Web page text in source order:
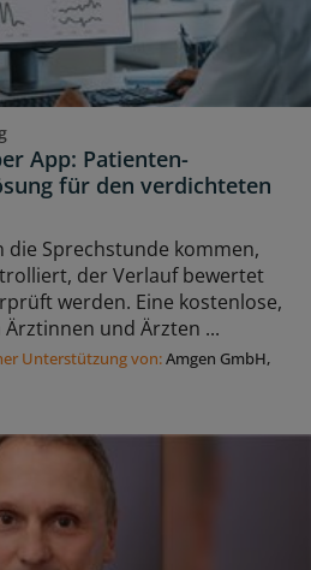
App: Patienten-
für den verdichteten
Sprechstunde kommen,
der Verlauf bewertet
werden. Eine kostenlose,
und Ärzten ...
Unterstützung von:Amgen GmbH,